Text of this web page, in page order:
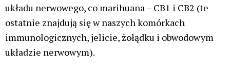
układu nerwowego, co marihuana – CB1 i CB2 (te
ostatnie znajdują się w naszych komórkach
immunologicznych, jelicie, żołądku i obwodowym
układzie nerwowym).